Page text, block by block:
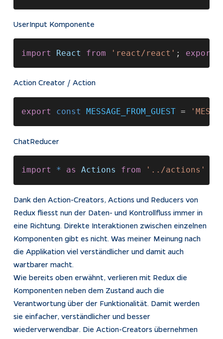
UserInput Komponente
import React from 'react/react' ; export
Action Creator / Action
export const MESSAGE_FROM_GUEST =
ChatReducer
import * as Actions from '../actions'
Dank den Action-Creators, Actions und Reducers von
Redux fliesst nun der Daten- und Kontrollfluss immer in
eine Richtung. Direkte Interaktionen zwischen einzelnen
Komponenten gibt es nicht. Was meiner Meinung nach
die Applikation viel verständlicher und damit auch
wartbarer macht.
Wie bereits oben erwähnt, verlieren mit Redux die
Komponenten neben dem Zustand auch die
Verantwortung über der Funktionalität. Damit werden
sie einfacher, verständlicher und besser
wiederverwendbar. Die Action-Creators übernehmen